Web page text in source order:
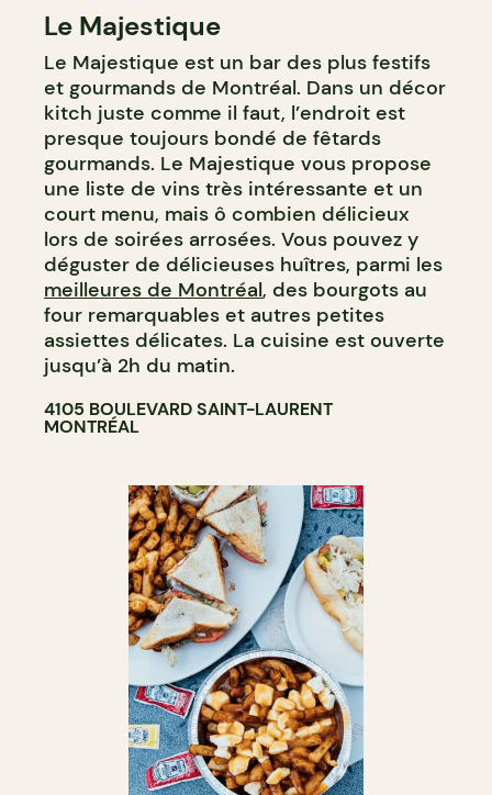
BAR À VIN
BAR À COCKTAIL
Le Majestique
Le Majestique est un bar des plus festifs
et gourmands de Montréal. Dans un décor
kitch juste comme il faut, l’endroit est
presque toujours bondé de fêtards
gourmands. Le Majestique vous propose
une liste de vins très intéressante et un
court menu, mais ô combien délicieux
lors de soirées arrosées. Vous pouvez y
déguster de délicieuses huîtres, parmi les
meilleures de Montréal, des bourgots au
four remarquables et autres petites
assiettes délicates. La cuisine est ouverte
jusqu’à 2h du matin.
4105 BOULEVARD SAINT-LAURENT
MONTRÉAL